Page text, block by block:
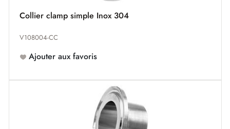
Collier clamp simple Inox 304
V108004-CC
Ajouter aux favoris